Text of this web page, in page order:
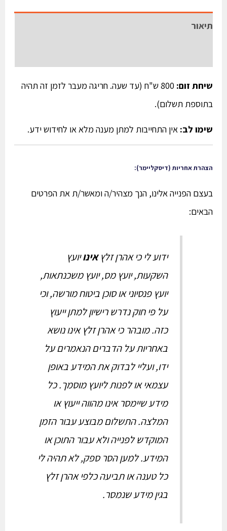
תיאור
שיחת זום:
800 ש"ח (עד שעה. חריגה מעבר לזמן זה תהיה
בתוספת תשלום).
שימו לב:אין התחייבות למתן מענה מלא או לחידוש ידע.
הצהרת אחריות (דיסקליימר):
בעצם הפנייה אלינו, הנך מצהיר/ה ומאשר/ת את הפרטים
הבאים:
ידוע לי כי אהרן זלץאינויועץ
השקעות, יועץ מס, יועץ משכנתאות,
יועץ פנסיוני או סוכן ביטוח מורשה, וכי
על פי חוק נדרש רישיון למתן ייעוץ
כזה. מובהר כי אהרן זלץ אינו נושא
באחריות על הדברים הנאמרים על
ידו, ועליי לבדוק את המידע באופן
עצמאי או לפנות ליועץ מוסמך. כל
מידע שיימסר אינו מהווה ייעוץ או
המלצה. התשלום מבוצע עבור הזמן
המוקדש לפנייה ולא עבור התוכן או
המידע. למען הסר ספק, לא תהיה לי
כל טענה או תביעה כלפי אהרן זלץ
בגין מידע שנמסר.